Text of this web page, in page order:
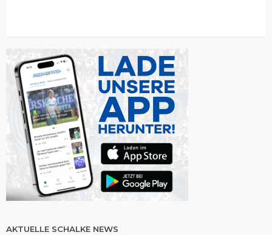
AKTUELLE SCHALKE NEWS